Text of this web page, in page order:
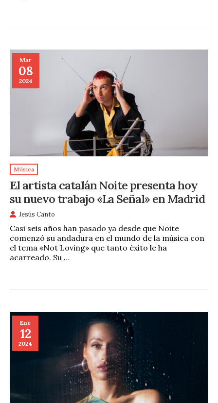
Mar
08
2024
Música
El artista catalán Noite presenta hoy
su nuevo trabajo «La Señal» en Madrid
Jesús Canto
Casi seis años han pasado ya desde que Noite
comenzó su andadura en el mundo de la música con
el tema «Not Loving» que tanto éxito le ha
acarreado. Su …
Ene
12
2024